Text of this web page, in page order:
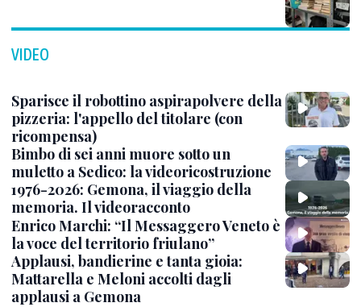
VIDEO
Sparisce il robottino aspirapolvere della
pizzeria: l'appello del titolare (con
ricompensa)
Bimbo di sei anni muore sotto un
muletto a Sedico: la videoricostruzione
1976-2026: Gemona, il viaggio della
memoria. Il videoracconto
Enrico Marchi: “Il Messaggero Veneto è
la voce del territorio friulano”
Applausi, bandierine e tanta gioia:
Mattarella e Meloni accolti dagli
applausi a Gemona